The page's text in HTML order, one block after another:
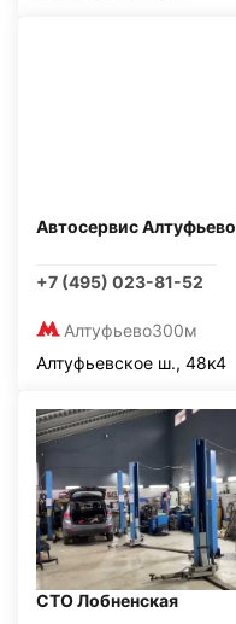
Автосервис Алтуфьево
+7 (495) 023-81-52
Алтуфьево300м
Алтуфьевское ш., 48к4
СТО Лобненская